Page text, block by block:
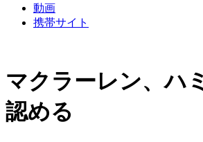
動画
携帯サイト
マクラーレン、ハ
認める